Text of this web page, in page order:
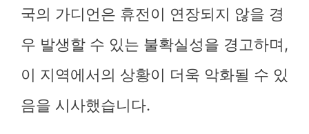
국의 가디언은 휴전이 연장되지 않을 경
우 발생할 수 있는 불확실성을 경고하며,
이 지역에서의 상황이 더욱 악화될 수 있
음을 시사했습니다.